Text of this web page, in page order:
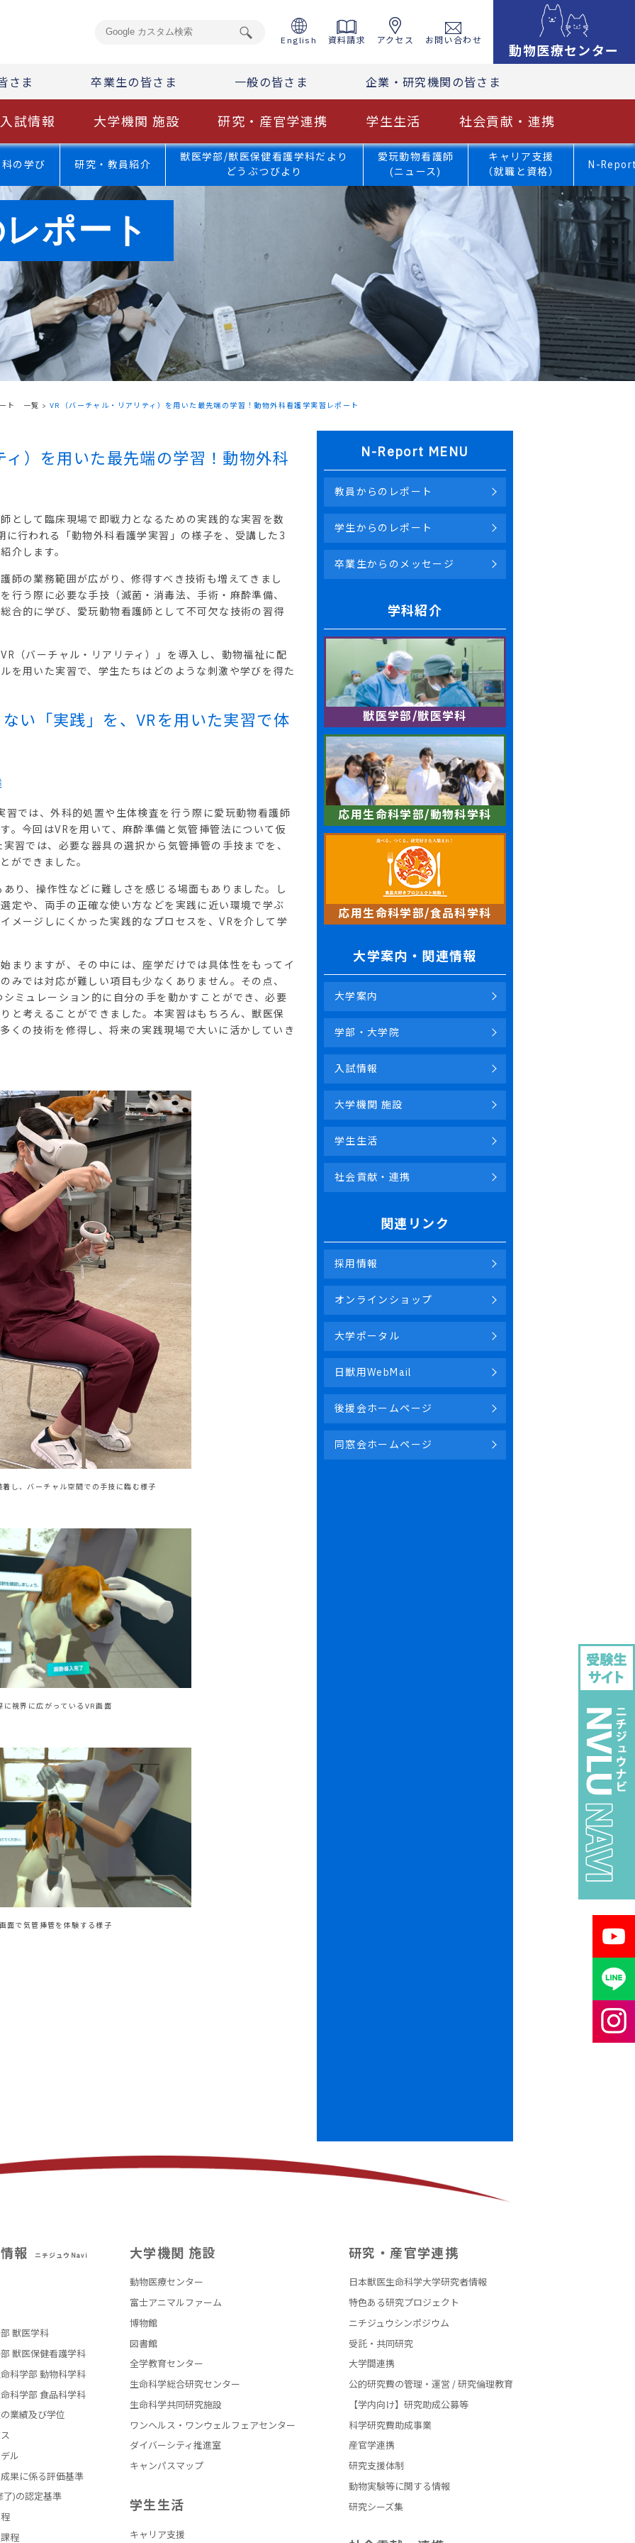
English 資料請求 アクセス お問い合わせ
動物医療センター
さま 卒業生の皆さま 一般の皆さま 企業・研究機関の皆さま
入試情報 大学機関 施設 研究・産官学連携 学生生活 社会貢献・連携
ポート
の学び 研究・教員紹介
獣医学部/獣医保健看護学科だより
どうぶつびより
愛玩動物看護師
(ニュース)
キャリア支援
（就職と資格）
N-
ト 一覧 >VR（バーチャル・リアリティ）を用いた最先端の学習！動物外科看護学実習レポート
）を用いた最先端の学習！動物外科
して臨床現場で即戦力となるための実践的な実習を数
行われる「動物外科看護学実習」の様子を、受講した3
介します。
の業務範囲が広がり、修得すべき技術も増えてきまし
行う際に必要な手技（滅菌・消毒法、手術・麻酔準備、
合的に学び、愛玩動物看護師として不可欠な技術の習得
（バーチャル・リアリティ）」を導入し、動物福祉に配
を用いた実習で、学生たちはどのような刺激や学びを得た
い「実践」を、VRを用いた実習で体
では、外科的処置や生体検査を行う際に愛玩動物看護師
。今回はVRを用いて、麻酔準備と気管挿管法について仮
習では、必要な器具の選択から気管挿管の手技までを、
ができました。
り、操作性などに難しさを感じる場面もありました。し
定や、両手の正確な使い方などを実践に近い環境で学ぶ
メージしにくかった実践的なプロセスを、VRを介して学
りますが、その中には、座学だけでは具体性をもってイ
みでは対応が難しい項目も少なくありません。その点、
ミュレーション的に自分の手を動かすことができ、必要
と考えることができました。本実習はもちろん、獣医保
くの技術を修得し、将来の実践現場で大いに活かしていき
着し、バーチャル空間での手技に臨む様子
に視界に広がっているVR画面
面で気管挿管を体験する様子
N-Report MENU
教員からのレポート
学生からのレポート
卒業生からのメッセージ
学科紹介
獣医学部/獣医学科
応用生命科学部/動物科学科
応用生命科学部/食品科学科
大学案内・関連情報
大学案内
学部・大学院
入試情報
大学機関 施設
学生生活
社会貢献・連携
関連リンク
採用情報
オンラインショップ
大学ポータル
日獣用WebMail
後援会ホームページ
同窓会ホームページ
大学ポータル
日獣用WebMail
後援会ホームページ
同窓会ホームページ
報 ニチジュウNavi
獣医学科
獣医保健看護学科
科学部 動物科学科
科学部 食品科学科
業績及び学位
ル
果に係る評価基準
了)の認定基準
程
大学機関 施設
動物医療センター
富士アニマルファーム
博物館
図書館
全学教育センター
生命科学総合研究センター
生命科学共同研究施設
ワンヘルス・ワンウェルフェアセンター
ダイバーシティ推進室
キャンパスマップ
学生生活
キャリア支援
研究・産官学連携
日本獣医生命科学大学研究者情報
特色ある研究プロジェクト
ニチジュウシンポジウム
受託・共同研究
大学間連携
公的研究費の管理・運営 / 研究倫理教育
【学内向け】研究助成公募等
科学研究費助成事業
産官学連携
研究支援体制
動物実験等に関する情報
研究シーズ集